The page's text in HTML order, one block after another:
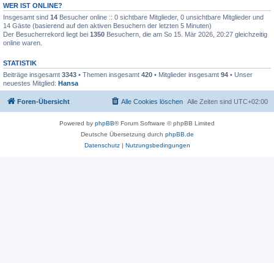
WER IST ONLINE?
Insgesamt sind 14 Besucher online :: 0 sichtbare Mitglieder, 0 unsichtbare Mitglieder und
14 Gäste (basierend auf den aktiven Besuchern der letzten 5 Minuten)
Der Besucherrekord liegt bei 1350 Besuchern, die am So 15. Mär 2026, 20:27 gleichzeitig
online waren.
STATISTIK
Beiträge insgesamt 3343 • Themen insgesamt 420 • Mitglieder insgesamt 94 • Unser
neuestes Mitglied: Hansa
Foren-Übersicht Alle Zeiten sind UTC+02:00
Alle Cookies löschen
Powered by phpBB® Forum Software © phpBB Limited
Deutsche Übersetzung durch phpBB.de
Datenschutz| Nutzungsbedingungen